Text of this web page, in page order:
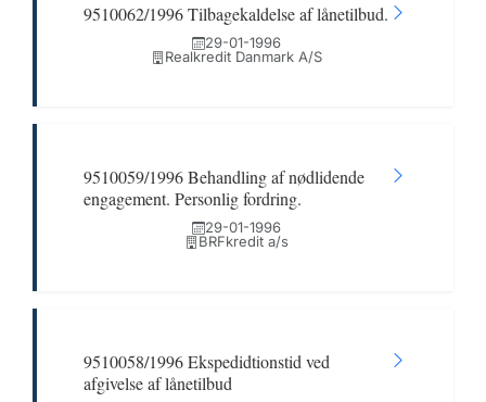
9510062/1996 Tilbagekaldelse af lånetilbud.
29-01-1996
Realkredit Danmark A/S
9510059/1996 Behandling af nødlidende
engagement. Personlig fordring.
29-01-1996
BRFkredit a/s
9510058/1996 Ekspedidtionstid ved
afgivelse af lånetilbud